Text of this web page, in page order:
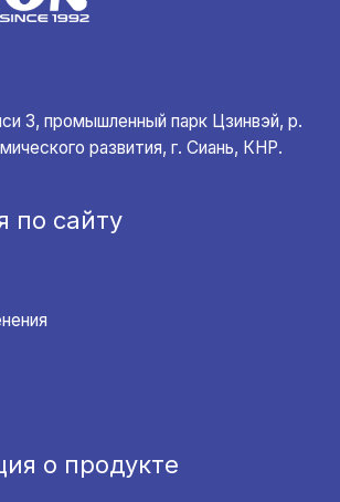
3, промышленный парк Цзинвэй, р.
развития, г. Сиань, КНР.
по сайту
о продукте